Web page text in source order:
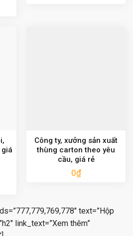
Công ty, xưởng sản xuất
thùng carton theo yêu
cầu, giá rẻ
0₫
text=”Hộp
link_text=”Xem thêm”